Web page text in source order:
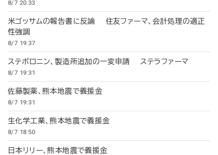
8/7 20:33
米ゴッサムの報告書に反論 住友ファーマ、会計処理の適正
性強調
8/7 19:37
ステボロニン、製造所追加の一変申請 ステラファーマ
8/7 19:31
佐藤製薬、熊本地震で義援金
8/7 19:31
生化学工業、熊本地震で義援金
8/7 18:50
日本リリー、熊本地震で義援金